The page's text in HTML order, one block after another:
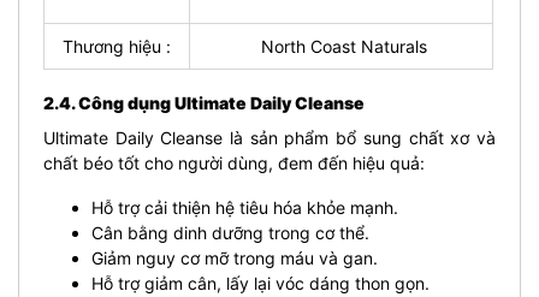
Thương hiệu : North Coast Naturals
2.4. Công dụng Ultimate Daily Cleanse
Ultimate Daily Cleanse là sản phẩm bổ sung chất xơ và
chất béo tốt cho người dùng, đem đến hiệu quả:
Hỗ trợ cải thiện hệ tiêu hóa khỏe mạnh.
Cân bằng dinh dưỡng trong cơ thể.
Giảm nguy cơ mỡ trong máu và gan.
Hỗ trợ giảm cân, lấy lại vóc dáng thon gọn.